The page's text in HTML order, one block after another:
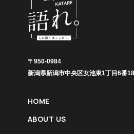
〒950-0984
新潟県新潟市中央区女池東1丁目6番
HOME
ABOUT US